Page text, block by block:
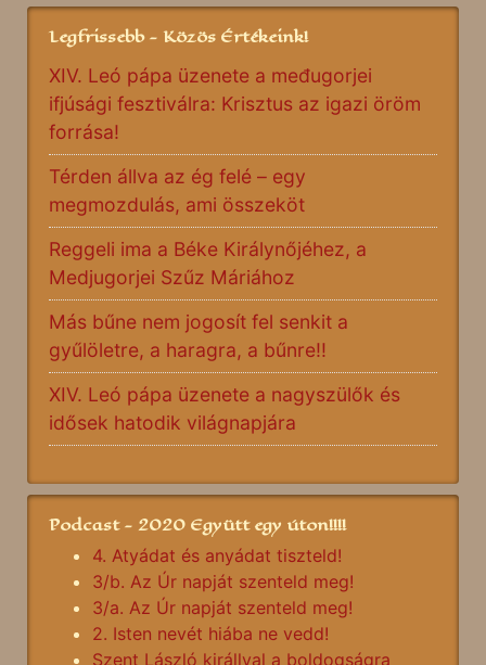
Legfrissebb - Közös Értékeink!
XIV. Leó pápa üzenete a međugorjei
ifjúsági fesztiválra: Krisztus az igazi öröm
forrása!
Térden állva az ég felé – egy
megmozdulás, ami összeköt
Reggeli ima a Béke Királynőjéhez, a
Medjugorjei Szűz Máriához
Más bűne nem jogosít fel senkit a
gyűlöletre, a haragra, a bűnre!!
XIV. Leó pápa üzenete a nagyszülők és
idősek hatodik világnapjára
Podcast - 2020 Együtt egy úton!!!!
4. Atyádat és anyádat tiszteld!
3/b. Az Úr napját szenteld meg!
3/a. Az Úr napját szenteld meg!
2. Isten nevét hiába ne vedd!
Szent László királlyal a boldogságra